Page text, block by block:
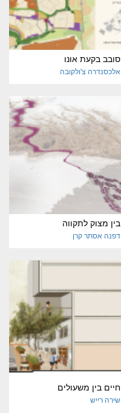
סובב בקעת אונו
אלכסנדרה צ'ולקובה
בין מצוק לתקווה
דפנה אסתר קרן
חיים בין משעולים
שירה רייש